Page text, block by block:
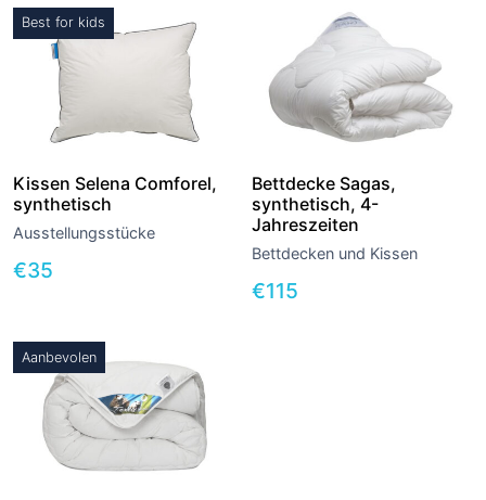
Best for kids
Kissen Selena Comforel,
synthetisch
Ausstellungsstücke
€35
Bettdecke Sagas,
synthetisch, 4-
Jahreszeiten
Bettdecken und Kissen
€115
Aanbevolen